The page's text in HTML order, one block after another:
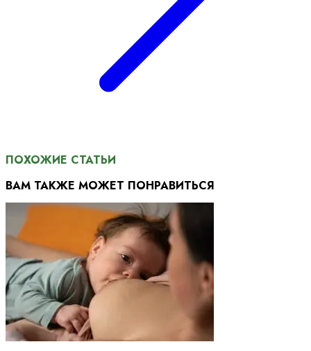
ПОХОЖИЕ СТАТЬИ
ВАМ ТАКЖЕ МОЖЕТ ПОНРАВИТЬСЯ